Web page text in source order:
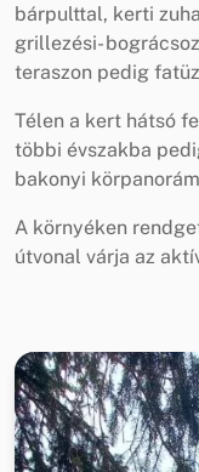
bárpulttal, kerti
grillezési-
teraszon pedig
Télen a kert hátsó
többi évszakba
bakonyi
A környéken
útvonal várja az